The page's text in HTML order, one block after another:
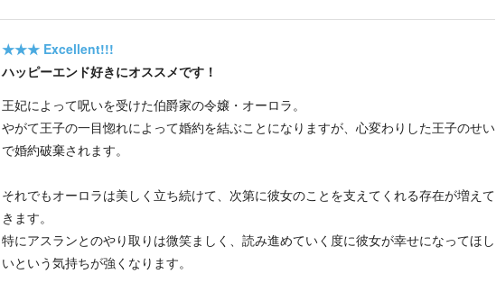
★★★ Excellent!!!
ハッピーエンド好きにオススメです！
王妃によって呪いを受けた伯爵家の令嬢・オーロラ。
やがて王子の一目惚れによって婚約を結ぶことになりますが、心変わりした王子のせい
で婚約破棄されます。
それでもオーロラは美しく立ち続けて、次第に彼女のことを支えてくれる存在が増えて
きます。
特にアスランとのやり取りは微笑ましく、読み進めていく度に彼女が幸せになってほし
いという気持ちが強くなります。